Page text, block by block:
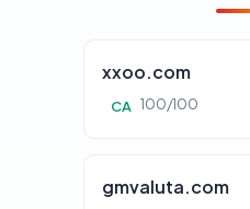
xxoo.com
CA 100/100
gmvaluta.com